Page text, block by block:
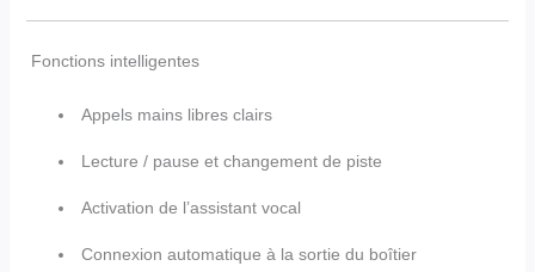
Fonctions intelligentes
Appels mains libres clairs
Lecture / pause et changement de piste
Activation de l’assistant vocal
Connexion automatique à la sortie du boîtier